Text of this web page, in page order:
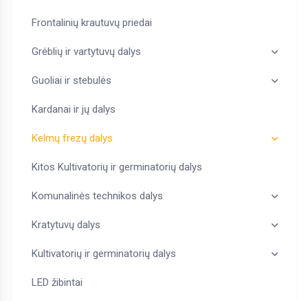
Frontalinių krautuvų priedai
Grėblių ir vartytuvų dalys
Guoliai ir stebulės
Kardanai ir jų dalys
Kelmų frezų dalys
Kitos Kultivatorių ir germinatorių dalys
Komunalinės technikos dalys
Kratytuvų dalys
Kultivatorių ir germinatorių dalys
LED žibintai